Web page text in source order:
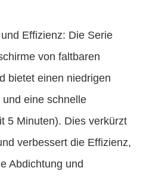
Effizienz: Die Serie
von faltbaren
bietet einen niedrigen
eine schnelle
5 Minuten). Dies verkürzt
verbessert die Effizienz,
Abdichtung und